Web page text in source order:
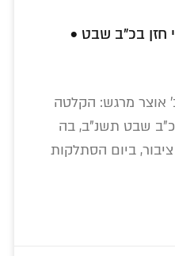
חזן בכ"ב שבט •
אוצר מרגש: הקלטה
שבט תשנ"ב, בה
ביום הסתלקות